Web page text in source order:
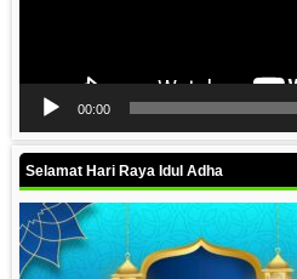
00:00
Selamat Hari Raya Idul Adha